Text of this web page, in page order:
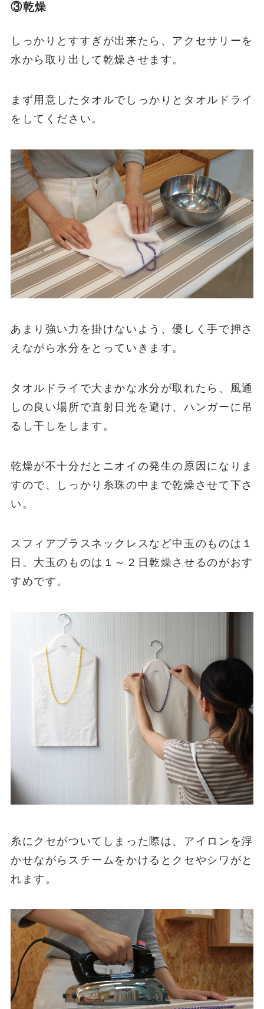
③乾燥
しっかりとすすぎが出来たら、アクセサリーを
水から取り出して乾燥させます。
まず用意したタオルでしっかりとタオルドライ
をしてください。
あまり強い力を掛けないよう、優しく手で押さ
えながら水分をとっていきます。
タオルドライで大まかな水分が取れたら、風通
しの良い場所で直射日光を避け、ハンガーに吊
るし干しをします。
乾燥が不十分だとニオイの発生の原因になりま
すので、しっかり糸珠の中まで乾燥させて下さ
い。
スフィアプラスネックレスなど中玉のものは１
日。大玉のものは１～２日乾燥させるのがおす
すめです。
糸にクセがついてしまった際は、アイロンを浮
かせながらスチームをかけるとクセやシワがと
れます。